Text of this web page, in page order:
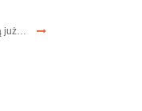
już…